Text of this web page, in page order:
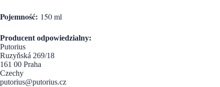
Pojemność: 150 ml
Producent odpowiedzialny:
Putorius
Ruzyňská 269/18
161 00 Praha
Czechy
putorius@putorius.cz